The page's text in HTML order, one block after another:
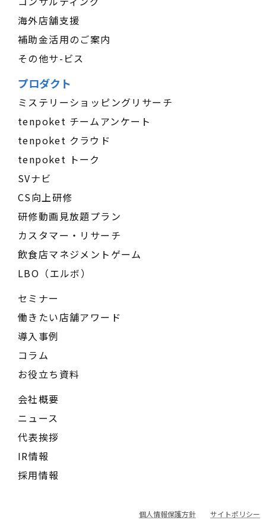
海外店舗支援
補助金活用のご案内
その他サ-ビス
プロダクト
ミステリーショッピングリサーチ
tenpoket チームアンケート
tenpoket クラウド
tenpoket トーク
SVナビ
CS向上研修
研修動画見放題プラン
カスタマー・リサーチ
飲食店マネジメントゲーム
LBO（エルボ）
セミナー
働きたい店舗アワード
導入事例
コラム
お役立ち資料
会社概要
ニュース
代表挨拶
IR情報
採用情報
個人情報保護方針 サイトポリシー